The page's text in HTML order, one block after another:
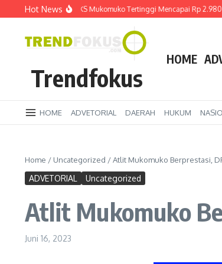
Lewati ke konten
Hot News
TBS Sawit di PKS Mukomuko Tertinggi Mencapai Rp 2.980 kg
Trendfokus
HOME
HOME ADVETORIAL DAERAH HUKUM
Home / Uncategorized /Atlit Mukomuko Berprestasi,
ADVETORIAL Uncategorized
Atlit Mukomuko
Juni 16, 2023